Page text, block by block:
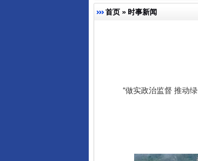
首页 » 时事新闻
“做实政治监督 推动绿